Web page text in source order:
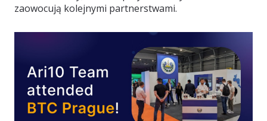
zaowocują kolejnymi partnerstwami.